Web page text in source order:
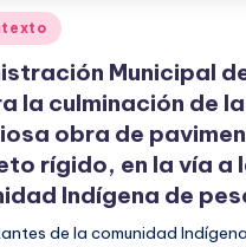
Municipal
la culminación de la
obra de
rígido, en la vía a
Indígena de
de la comunidad